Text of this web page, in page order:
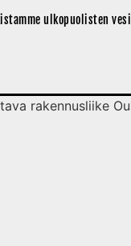
ulkopuolisten